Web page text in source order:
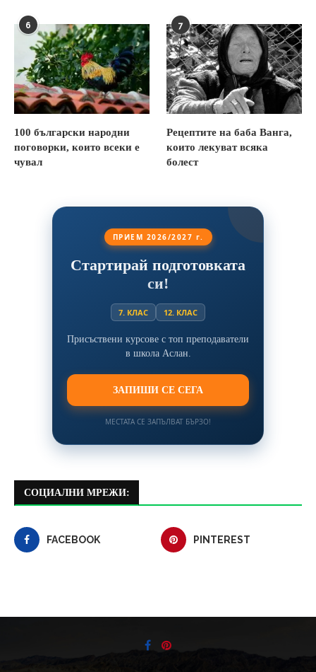
6
100 български народни
поговорки, които всеки е
чувал
7
Рецептите на баба Ванга,
които лекуват всяка
болест
ПРИЕМ 2026/2027 г.
Стартирай подготовката
си!
7. КЛАС 12. КЛАС
Присъствени курсове с топ преподаватели
в школа Аслан.
ЗАПИШИ СЕ СЕГА
МЕСТАТА СЕ ЗАПЪЛВАТ БЪРЗО!
СОЦИАЛНИ МРЕЖИ:
FACEBOOK PINTEREST